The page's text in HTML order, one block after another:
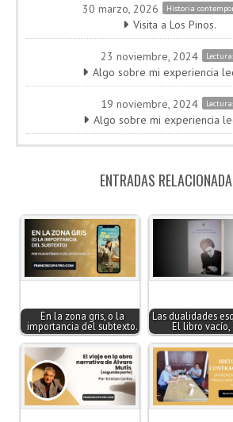
30 marzo, 2026 Historia
Visita a Los Pinos.
23 noviembre, 2024
Algo sobre mi experiencia
19 noviembre, 2024
Algo sobre mi experiencia
ENTRADAS
En la zona gris, o la
importancia del subtexto.
Las dualidades
El libro vacío,